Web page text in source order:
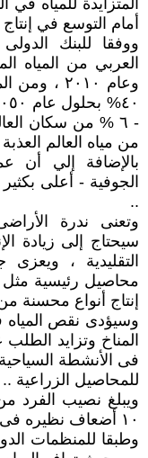
المتزايدة للمياه
أمام التوسع في إنتاج
ووفقا للبنك
وعام
من مياه العالم
بالإضافة إلي أن
الجوفية - أعلى
..
وتعنى ندرة
سيحتاج إلى زيادة
التقليدية ،
محاصيل رئيسية
إنتاج أنواع محسنة
وسيؤدى نقص المياه
المناخ وتزايد الطلب
فى الأنشطة السياحية
للمحاصيل الزراعية ..
ويبلغ نصيب الفرد
١٠ أضعاف نظيره فى الشرق الأوسط وشمال إفريقيا ..
وطبقا للمنظمات